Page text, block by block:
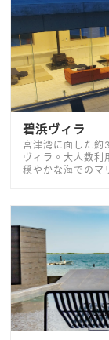
碧浜ヴィラ
宮津湾に面した
ヴィラ。大人数利
穏やかな海でのマ